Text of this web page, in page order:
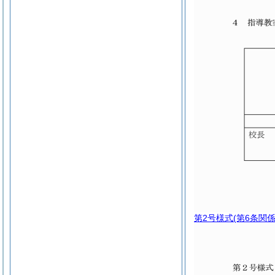
第2号様式(第6条関